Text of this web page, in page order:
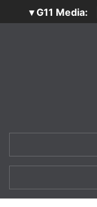
▾ G11 Media:
SecurityOpenLab